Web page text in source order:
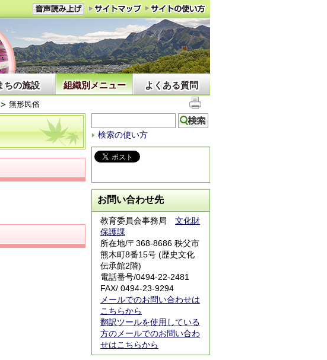
ちの施設 組織別メニュー よくある質問
無形民俗
検索の使い方
お問い合わせ先
教育委員会事務局 文化財
保護課
所在地/〒368-8686 秩父市
熊木町8番15号 (歴史文化
伝承館2階)
電話番号/0494-22-2481
FAX/ 0494-23-9294
メールでのお問い合わせは
こちらから
翻訳ツールを使用している
方のメールでのお問い合わ
せはこちらから